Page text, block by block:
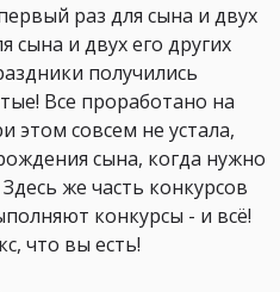
раз для сына и двух
сына и двух его других
получились
Все проработано на
этом совсем не устала,
сына, когда нужно
же часть конкурсов
конкурсы - и всё!
что вы есть!